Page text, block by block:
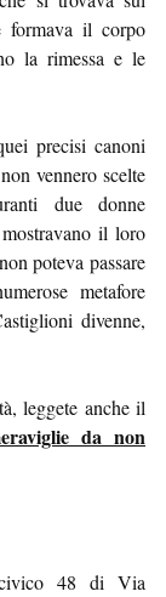
formava il corpo
la rimessa e le
precisi canoni
vennero scelte
due donne
il loro
poteva passare
metafore
divenne,
leggete anche il
da non
48 di Via